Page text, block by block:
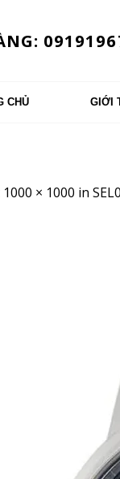
CHỦ GIỚI
1000 × 1000 in